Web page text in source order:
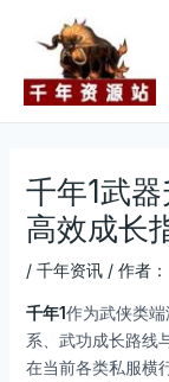
千年1武
高效成长
/ 千年资讯/ 作者：
千年1作为武侠类
系、武功成长路线
在当前各类私服横
navigation